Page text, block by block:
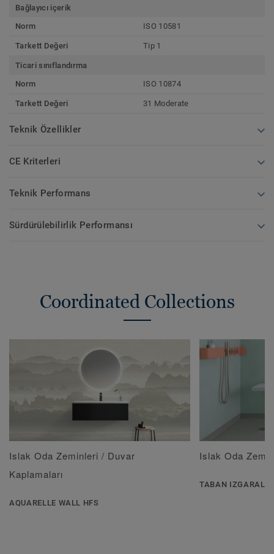
Bağlayıcı içerik
Norm
ISO 10581
Tarkett Değeri Tip 1
Ticari sınıflandırma
Norm
ISO 10874
Tarkett Değeri 31 Moderate
Teknik Özellikler
CE Kriterleri
Teknik Performans
Sürdürülebilirlik Performansı
Coordinated Collections
Islak Oda Zeminleri / Duvar
Kaplamaları
AQUARELLE WALL HFS
Islak Oda
TABAN